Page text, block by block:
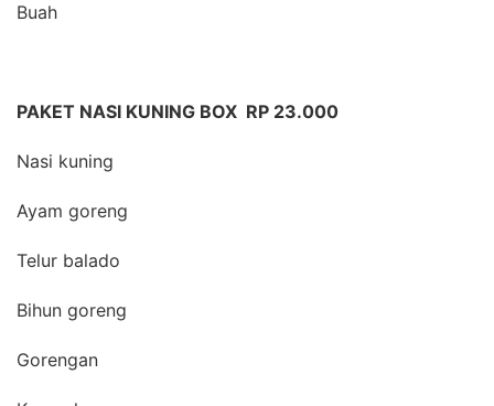
Buah
PAKET NASI KUNING BOX RP 23.000
Nasi kuning
Ayam goreng
Telur balado
Bihun goreng
Gorengan